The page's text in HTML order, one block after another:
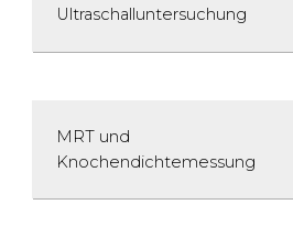
Ultra­schall­­unter­suchung
MRT und
Knochen­dichte­messung